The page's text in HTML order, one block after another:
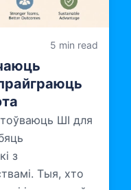
5 min read
ШІ для
з
Тыя, хто